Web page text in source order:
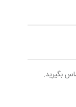
بگیرید.